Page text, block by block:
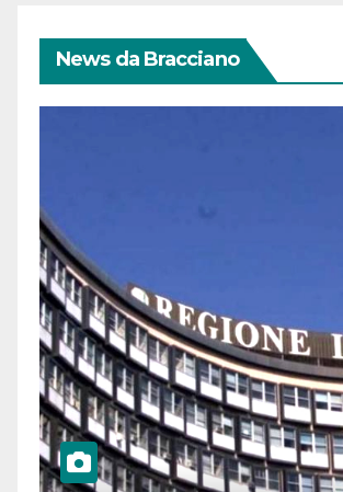
News da Bracciano